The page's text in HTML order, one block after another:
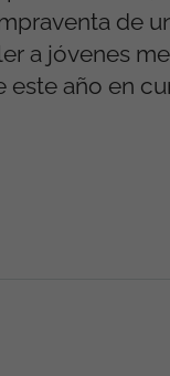
de
a jóvenes
año en